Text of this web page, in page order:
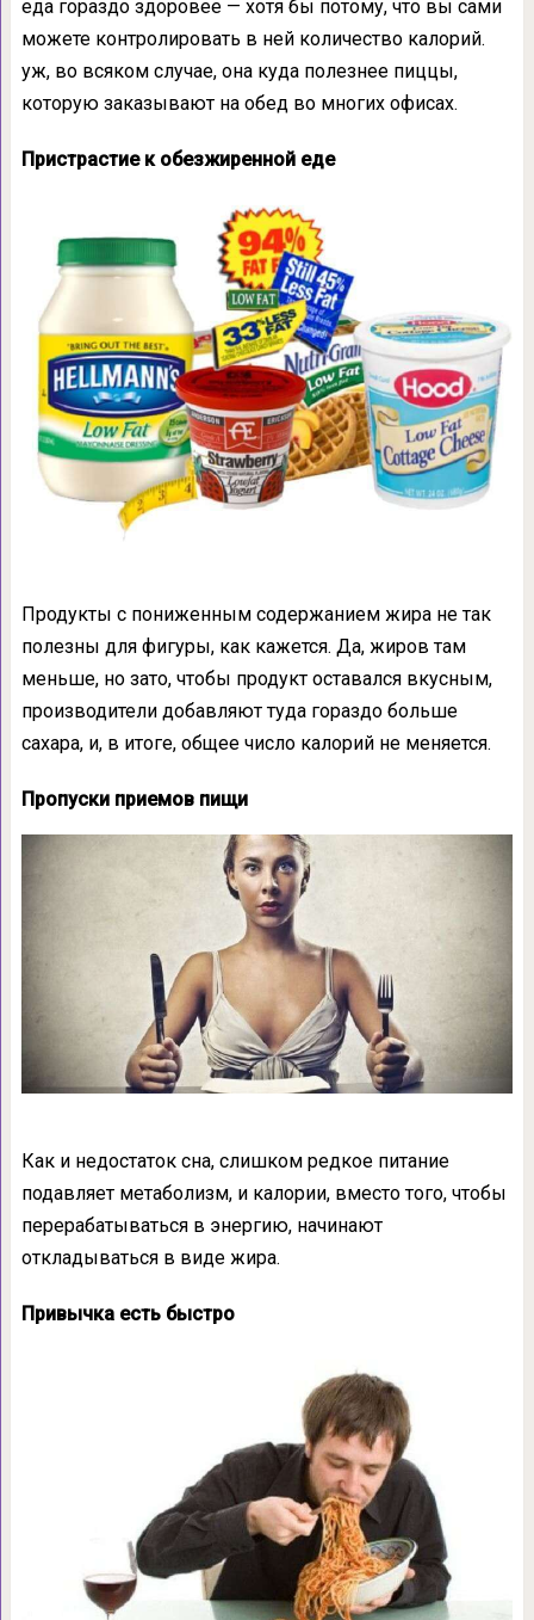
еда гораздо здоровее — хотя бы потому, что вы сами
можете контролировать в ней количество калорий.
уж, во всяком случае, она куда полезнее пиццы,
которую заказывают на обед во многих офисах.
Пристрастие к обезжиренной еде
Продукты с пониженным содержанием жира не так
полезны для фигуры, как кажется. Да, жиров там
меньше, но зато, чтобы продукт оставался вкусным,
производители добавляют туда гораздо больше
сахара, и, в итоге, общее число калорий не меняется.
Пропуски приемов пищи
Как и недостаток сна, слишком редкое питание
подавляет метаболизм, и калории, вместо того, чтобы
перерабатываться в энергию, начинают
откладываться в виде жира.
Привычка есть быстро